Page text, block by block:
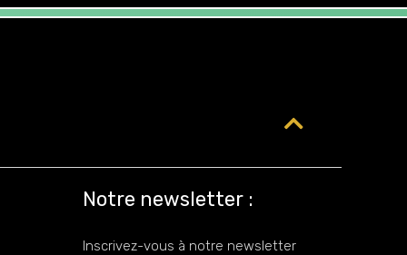
Notre newsletter :
Inscrivez-vous à notre newsletter